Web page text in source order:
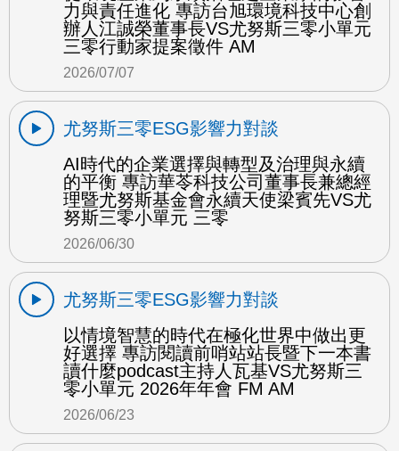
力與責任進化 專訪台旭環境科技中心創
辦人江誠榮董事長VS尤努斯三零小單元
三零行動家提案徵件 AM
2026/07/07
尤努斯三零ESG影響力對談
AI時代的企業選擇與轉型及治理與永續
的平衡 專訪華苓科技公司董事長兼總經
理暨尤努斯基金會永續天使梁賓先VS尤
努斯三零小單元 三零
2026/06/30
尤努斯三零ESG影響力對談
以情境智慧的時代在極化世界中做出更
好選擇 專訪閱讀前哨站站長暨下一本書
讀什麼podcast主持人瓦基VS尤努斯三
零小單元 2026年年會 FM AM
2026/06/23